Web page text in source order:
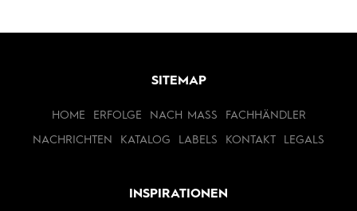
SITEMAP
HOME ERFOLGE NACH MASS FACHHÄNDLER
NACHRICHTEN KATALOG LABELS KONTAKT LEGALS
INSPIRATIONEN